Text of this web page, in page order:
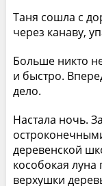
Таня сошла с
через канаву,
Больше никто
и быстро.
дело.
Настала ночь.
деревенской
кособокая
верхушки